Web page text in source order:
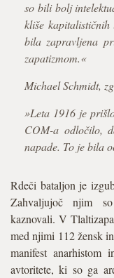
so bili bolj
kliše
bila zapravljena
zapatizmom.«
Michael Schmidt,
»Leta 1916 je
COM-a odločilo,
napade. To je bila
Rdeči bataljon je
Zahvaljujoč njim so
kaznovali. V
med njimi 112 žensk
manifest anarhistom
avtoritete, ki so ga